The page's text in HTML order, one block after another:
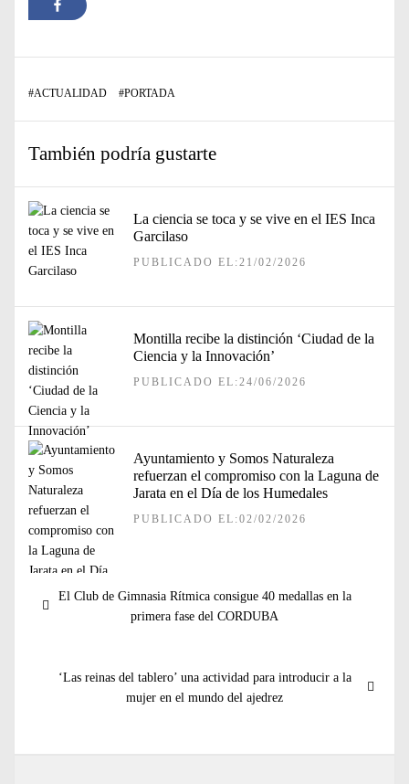
#ACTUALIDAD #PORTADA
También podría gustarte
La ciencia se toca y se vive en el IES Inca
Garcilaso
PUBLICADO EL:21/02/2026
Montilla recibe la distinción ‘Ciudad de la
Ciencia y la Innovación’
PUBLICADO EL:24/06/2026
Ayuntamiento y Somos Naturaleza
refuerzan el compromiso con la Laguna de
Jarata en el Día de los Humedales
PUBLICADO EL:02/02/2026
de
Entrada
El Club de Gimnasia Rítmica consigue 40 medallas en la
primera fase del CORDUBA
Entrada
‘Las reinas del tablero’ una actividad para introducir a la
mujer en el mundo del ajedrez